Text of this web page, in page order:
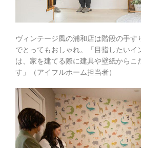
ヴィンテージ風の浦和店は階段の手す
でとってもおしゃれ。「目指したいイ
は、家を建てる際に建具や壁紙からこ
す」（アイフルホーム担当者）